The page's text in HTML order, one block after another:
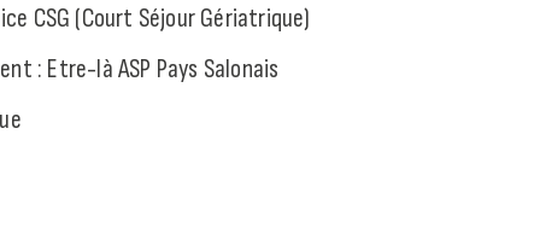
CSG (Court Séjour Gériatrique)
: Etre-là ASP Pays Salonais